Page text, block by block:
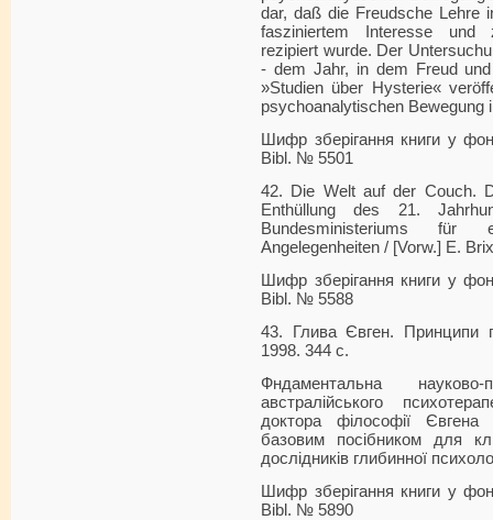
dar, daß die Freudsche Lehre
fasziniertem Interesse und
rezipiert wurde. Der
- dem Jahr, in dem Freud
»Studien über Hysterie«
psychoanalytischen Bewegung
Шифр зберігання книги у
Bibl. № 5501
42. Die Welt auf der Couch.
Enthüllung des 21.
Bundesministeriums für
Angelegenheiten / [Vorw.] E.
Шифр зберігання книги у
Bibl. № 5588
43. Глива Євген. Принципи
1998. 344 с.
Фндаментальна
австралійського
доктора філософії
базовим посібником для
дослідників глибинної
Шифр зберігання книги у
Bibl. № 5890